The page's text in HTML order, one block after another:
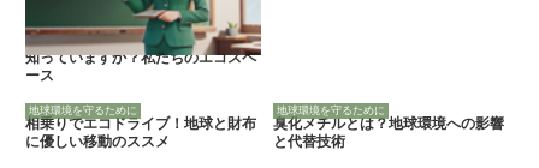
知っていますか？私たちのエコスペ
ース
地球環境を守るために
相乗りでエコドライブ！地球と財布
に優しい移動のススメ
地球環境を守るために
臭化メチルとは？地球環境への影響
と代替技術